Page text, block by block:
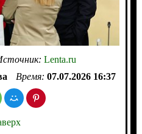
Lenta.ru
Время: 07.07.2026 16:37